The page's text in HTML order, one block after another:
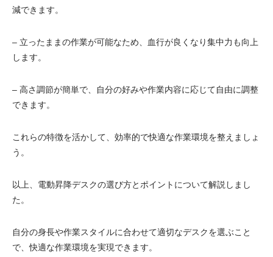
減できます。
– 立ったままの作業が可能なため、血行が良くなり集中力も向上
します。
– 高さ調節が簡単で、自分の好みや作業内容に応じて自由に調整
できます。
これらの特徴を活かして、効率的で快適な作業環境を整えましょ
う。
以上、電動昇降デスクの選び方とポイントについて解説しまし
た。
自分の身長や作業スタイルに合わせて適切なデスクを選ぶこと
で、快適な作業環境を実現できます。